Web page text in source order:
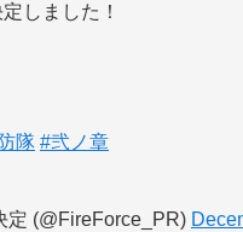
しました！
隊 #弐ノ章
(@FireForce_PR)